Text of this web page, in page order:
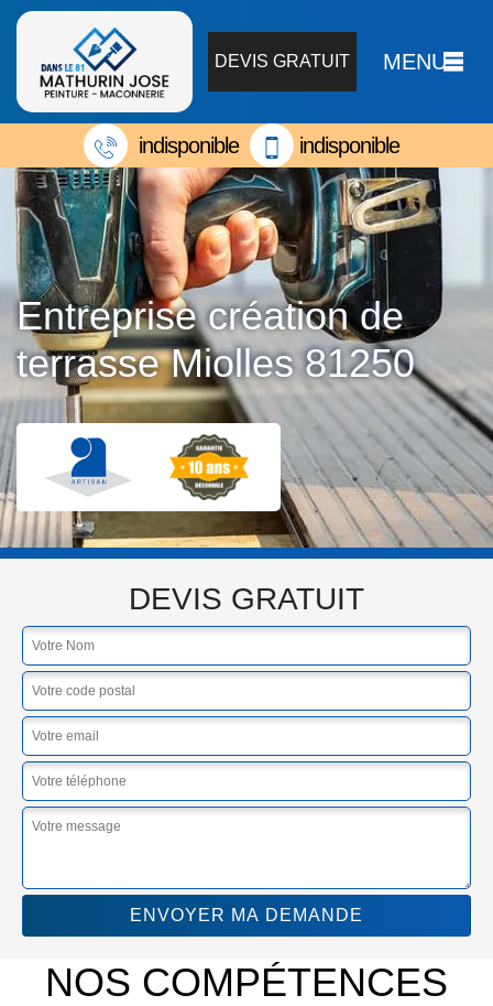
DEVIS GRATUIT MENU
indisponible indisponible
Entreprise création de
terrasse Miolles 81250
DEVIS GRATUIT
NOS COMPÉTENCES